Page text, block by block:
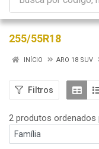
255/55R18
INÍCIO ARO 18 SUV
Filtros
2 produtos ordenados